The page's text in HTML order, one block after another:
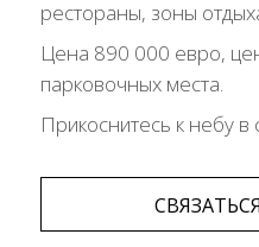
рестораны, зоны
Цена 890 000 евро,
парковочных места.
Прикоснитесь к небу в